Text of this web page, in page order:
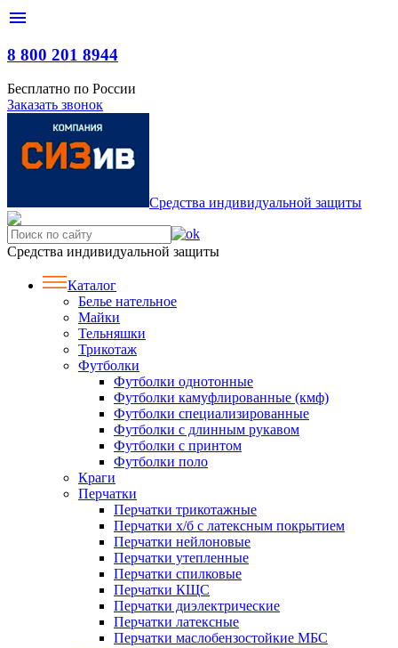
menu
8 800 201 8944
Бесплатно по России
Заказать звонок
Средства индивидуальной защиты
Средства индивидуальной защиты
Каталог
Белье нательное
Майки
Тельняшки
Трикотаж
Футболки
Футболки однотонные
Футболки камуфлированные (кмф)
Футболки специализированные
Футболки с длинным рукавом
Футболки с принтом
Футболки поло
Краги
Перчатки
Перчатки трикотажные
Перчатки х/б с латексным покрытием
Перчатки нейлоновые
Перчатки утепленные
Перчатки спилковые
Перчатки КЩС
Перчатки диэлектрические
Перчатки латексные
Перчатки маслобензостойкие МБС